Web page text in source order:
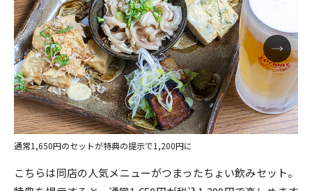
通常1,650円のセットが特典の提示で1,200円に
こちらは同店の人気メニューがつまったちょい飲みセット。